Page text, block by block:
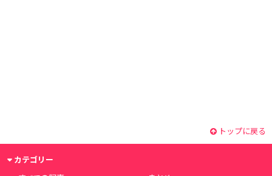
トップに戻る
カテゴリー